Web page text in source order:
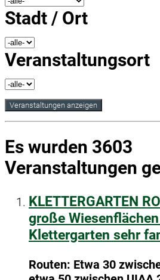
Stadt / Ort
Veranstaltungsort
Es wurden 3603
Veranstaltungen
KLETTERGARTEN
große
Klettergarten sehr
Routen: Etwa 30